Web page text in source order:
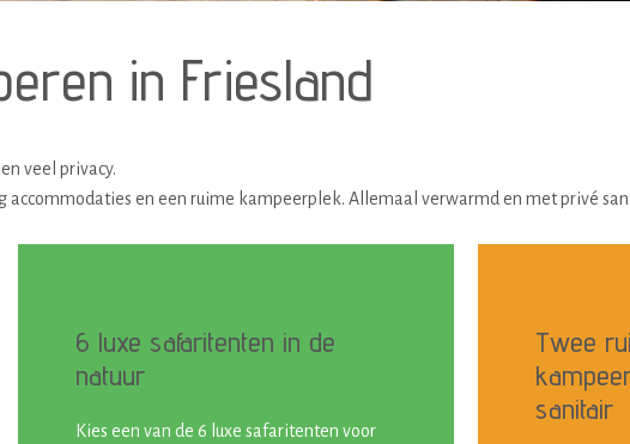
in Friesland
veel privacy.
accommodaties en een ruime kampeerplek. Allemaal verwarmd en met privé
6 luxe safaritenten in de
natuur
Kies een van de 6 luxe safaritenten voor
Twee
sanitair